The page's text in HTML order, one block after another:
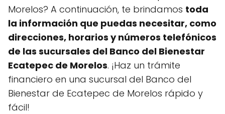
Morelos? A continuación, te brindamos toda
la información que puedas necesitar, como
direcciones, horarios y números telefónicos
de las sucursales del Banco del Bienestar
Ecatepec de Morelos. ¡Haz un trámite
financiero en una sucursal del Banco del
Bienestar de Ecatepec de Morelos rápido y
fácil!